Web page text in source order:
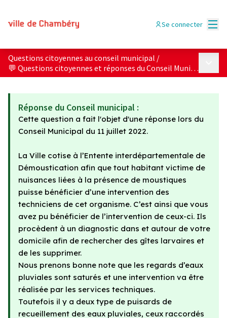
Se connecter
Questions citoyennes au conseil municipal /
💬 Questions citoyennes et réponses du Conseil Municipal
Réponse du Conseil municipal :
Cette question a fait l'objet d'une réponse lors du
Conseil Municipal du 11 juillet 2022.
La Ville cotise à l’Entente interdépartementale de
Démoustication afin que tout habitant victime de
nuisances liées à la présence de moustiques
puisse bénéficier d’une intervention des
techniciens de cet organisme. C’est ainsi que vous
avez pu bénéficier de l’intervention de ceux-ci. Ils
procèdent à un diagnostic dans et autour de votre
domicile afin de rechercher des gîtes larvaires et
de les supprimer.
Nous prenons bonne note que les regards d’eaux
pluviales sont saturés et une intervention va être
réalisée par les services techniques.
Toutefois il y a deux type de puisards de
recueillement des eaux pluviales, ceux raccordés